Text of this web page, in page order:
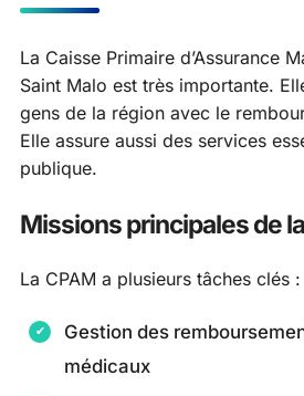
La Caisse Primaire d’Assurance
Saint Malo est très importante.
gens de la région avec le
Elle assure aussi des services
publique.
Missions principales de
La CPAM a plusieurs tâches clés :
Gestion des
médicaux